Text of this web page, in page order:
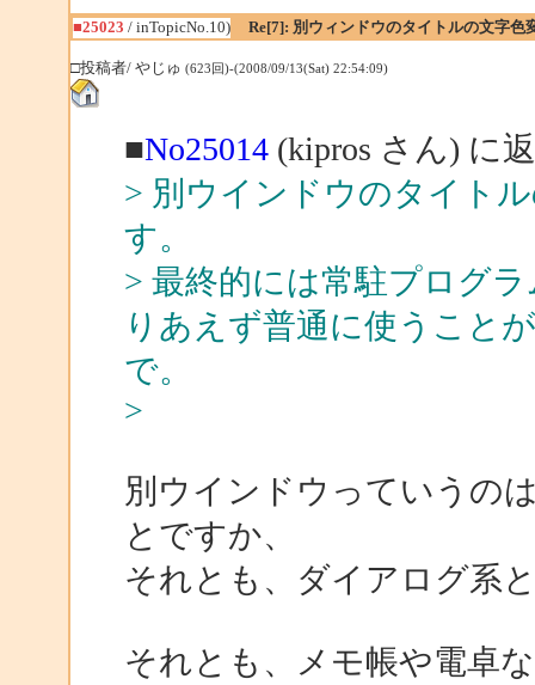
■25023 / inTopicNo.10) Re[7]: 別ウィンドウのタイトルの文字色
□投稿者/ やじゅ (623回)-(2008/09/13(Sat) 22:54:09)
■No25014(kipros さん) に
> 別ウインドウのタイト
す。
> 最終的には常駐プログ
りあえず普通に使うこと
で。
>
別ウインドウっていうの
とですか、
それとも、ダイアログ系
それとも、メモ帳や電卓